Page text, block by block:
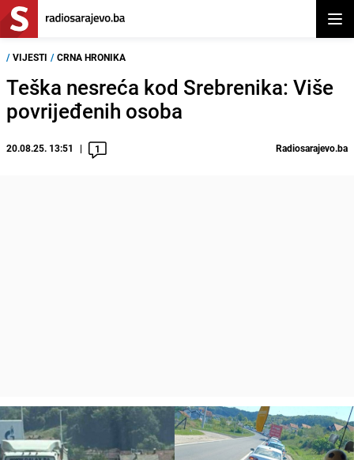
/ VIJESTI / CRNA HRONIKA
Teška nesreća kod Srebrenika: Više
povrijeđenih osoba
20.08.25. 13:51 1 Radiosarajevo.ba